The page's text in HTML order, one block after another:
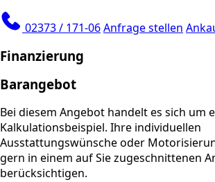
02373 / 171-06Anfrage stellen
Finanzierung
Barangebot
Bei diesem Angebot handelt es sich um
Kalkulationsbeispiel. Ihre individuellen
Ausstattungswünsche oder
gern in einem auf Sie zugeschnittenen
berücksichtigen.